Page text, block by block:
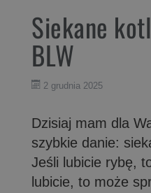
Siekane
BLW
2 grudnia 2025
Dzisiaj mam dla
szybkie danie:
Jeśli lubicie rybę,
lubicie, to może